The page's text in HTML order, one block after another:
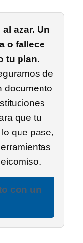
azar. Un
o fallece
tu plan.
de
documento
que tu
que pase,
con un